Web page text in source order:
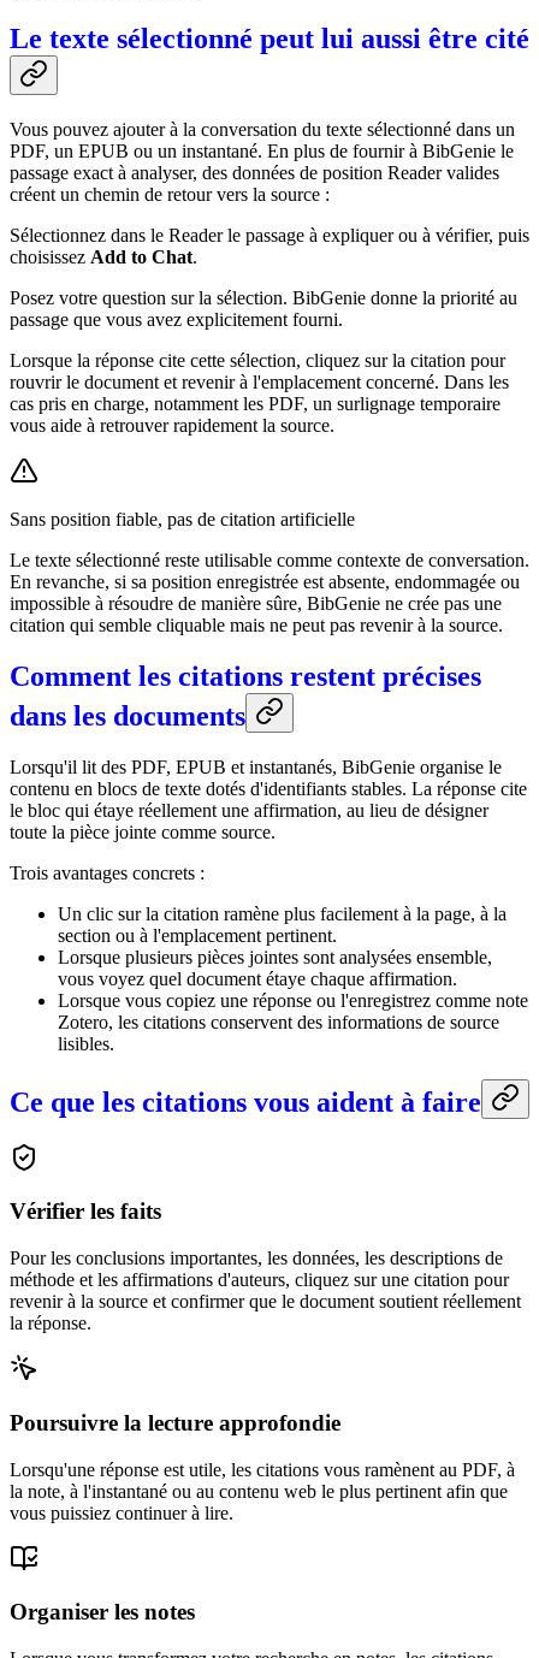
Le texte sélectionné peut lui aussi être cité
Vous pouvez ajouter à la conversation du texte sélectionné dans un
PDF, un EPUB ou un instantané. En plus de fournir à BibGenie le
passage exact à analyser, des données de position Reader valides
créent un chemin de retour vers la source :
Sélectionnez dans le Reader le passage à expliquer ou à vérifier, puis
choisissez Add to Chat.
Posez votre question sur la sélection. BibGenie donne la priorité au
passage que vous avez explicitement fourni.
Lorsque la réponse cite cette sélection, cliquez sur la citation pour
rouvrir le document et revenir à l'emplacement concerné. Dans les
cas pris en charge, notamment les PDF, un surlignage temporaire
vous aide à retrouver rapidement la source.
Sans position fiable, pas de citation artificielle
Le texte sélectionné reste utilisable comme contexte de conversation.
En revanche, si sa position enregistrée est absente, endommagée ou
impossible à résoudre de manière sûre, BibGenie ne crée pas une
citation qui semble cliquable mais ne peut pas revenir à la source.
Comment les citations restent précises
dans les documents
Lorsqu'il lit des PDF, EPUB et instantanés, BibGenie organise le
contenu en blocs de texte dotés d'identifiants stables. La réponse cite
le bloc qui étaye réellement une affirmation, au lieu de désigner
toute la pièce jointe comme source.
Trois avantages concrets :
Un clic sur la citation ramène plus facilement à la page, à la
section ou à l'emplacement pertinent.
Lorsque plusieurs pièces jointes sont analysées ensemble,
vous voyez quel document étaye chaque affirmation.
Lorsque vous copiez une réponse ou l'enregistrez comme note
Zotero, les citations conservent des informations de source
lisibles.
Ce que les citations vous aident à faire
Vérifier les faits
Pour les conclusions importantes, les données, les descriptions de
méthode et les affirmations d'auteurs, cliquez sur une citation pour
revenir à la source et confirmer que le document soutient réellement
la réponse.
Poursuivre la lecture approfondie
Lorsqu'une réponse est utile, les citations vous ramènent au PDF, à
la note, à l'instantané ou au contenu web le plus pertinent afin que
vous puissiez continuer à lire.
Organiser les notes